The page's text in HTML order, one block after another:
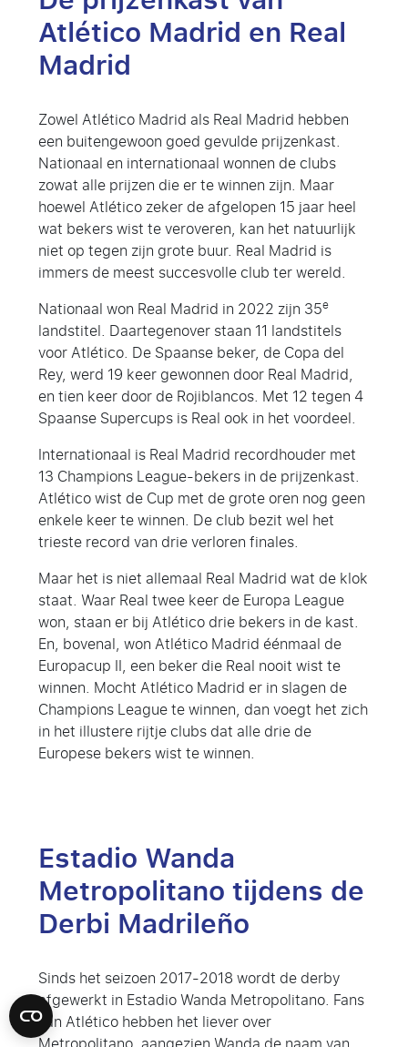
Atlético Madrid en Real
Madrid
Zowel Atlético Madrid als Real Madrid hebben
een buitengewoon goed gevulde prijzenkast.
Nationaal en internationaal wonnen de clubs
zowat alle prijzen die er te winnen zijn. Maar
hoewel Atlético zeker de afgelopen 15 jaar heel
wat bekers wist te veroveren, kan het natuurlijk
niet op tegen zijn grote buur. Real Madrid is
immers de meest succesvolle club ter wereld.
Nationaal won Real Madrid in 2022 zijn 35e
landstitel. Daartegenover staan 11 landstitels
voor Atlético. De Spaanse beker, de Copa del
Rey, werd 19 keer gewonnen door Real Madrid,
en tien keer door de Rojiblancos. Met 12 tegen 4
Spaanse Supercups is Real ook in het voordeel.
Internationaal is Real Madrid recordhouder met
13 Champions League-bekers in de prijzenkast.
Atlético wist de Cup met de grote oren nog geen
enkele keer te winnen. De club bezit wel het
trieste record van drie verloren finales.
Maar het is niet allemaal Real Madrid wat de klok
staat. Waar Real twee keer de Europa League
won, staan er bij Atlético drie bekers in de kast.
En, bovenal, won Atlético Madrid éénmaal de
Europacup II, een beker die Real nooit wist te
winnen. Mocht Atlético Madrid er in slagen de
Champions League te winnen, dan voegt het zich
in het illustere rijtje clubs dat alle drie de
Europese bekers wist te winnen.
Estadio Wanda
Metropolitano tijdens de
Derbi Madrileño
Sinds het seizoen 2017-2018 wordt de derby
afgewerkt in Estadio Wanda Metropolitano. Fans
van Atlético hebben het liever over